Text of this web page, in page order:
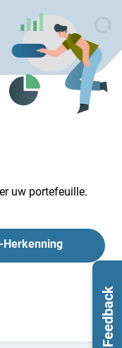
uw portefeuille.
Herkenning
Feedback